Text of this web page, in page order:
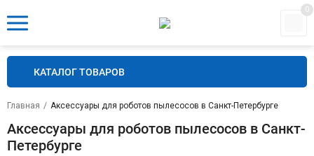
0
КАТАЛОГ ТОВАРОВ
Главная / Аксессуары для роботов пылесосов в Санкт-Петербурге
Аксессуары для роботов пылесосов в Санкт-
Петербурге